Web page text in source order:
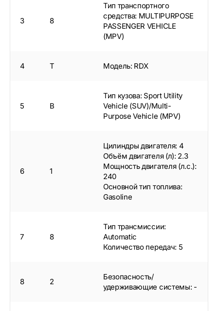
3 8
Тип транспортного
средства: MULTIPURPOSE
PASSENGER VEHICLE
(MPV)
4 T Модель: RDX
5 B
Тип кузова: Sport Utility
Vehicle (SUV)/Multi-
Purpose Vehicle (MPV)
6 1
Цилиндры двигателя: 4
Объём двигателя (л): 2.3
Мощность двигателя (л.с.):
240
Основной тип топлива:
Gasoline
7 8
Тип трансмиссии:
Automatic
Количество передач: 5
8 2
Безопасность/
удерживающие системы: -